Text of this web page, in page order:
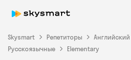
Skysmart Репетиторы
Русскоязычные
Elementary